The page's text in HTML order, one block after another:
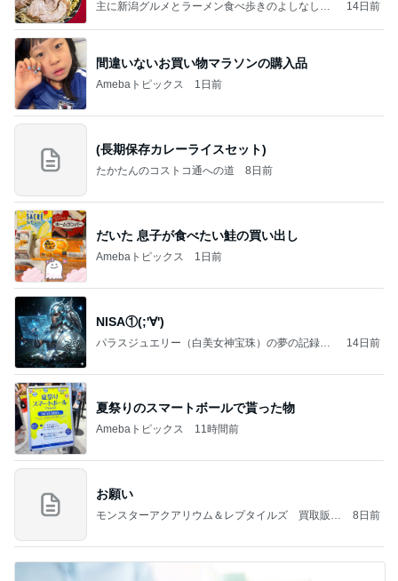
主に新潟グルメとラーメン食べ歩きのよしなしご
14日前
間違いないお買い物マラソンの購入品
Amebaトピックス 1日前
(長期保存カレーライスセット)
たかたんのコストコ通への道 8日前
だいた 息子が食べたい鮭の買い出し
Amebaトピックス 1日前
NISA①(;'∀')
パラスジュエリー（白美女神宝珠）の夢の記録
14日前
夏祭りのスマートボールで貰った物
Amebaトピックス 11時間前
お願い
モンスターアクアリウム＆レプタイルズ 買取販売
8日前